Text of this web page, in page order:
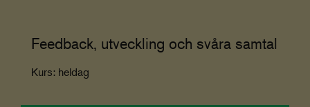
Feedback, utveckling och svåra samtal
Kurs: heldag